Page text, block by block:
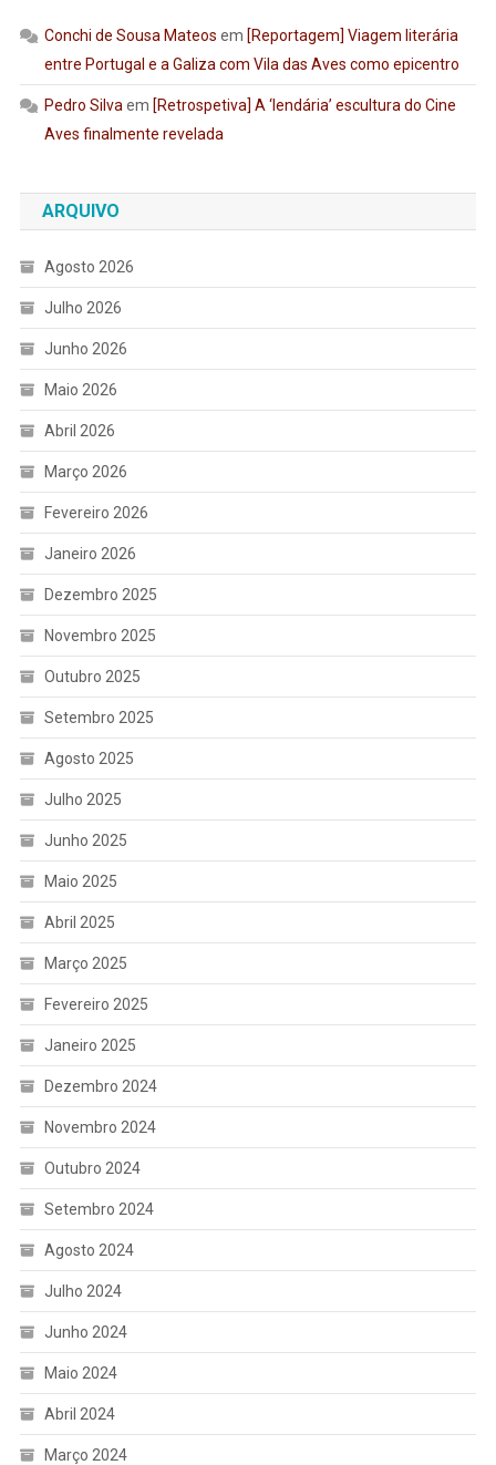
Conchi de Sousa Mateos em [Reportagem] Viagem literária
entre Portugal e a Galiza com Vila das Aves como epicentro
Pedro Silvaem [Retrospetiva] A ‘lendária’ escultura do Cine
Aves finalmente revelada
ARQUIVO
Agosto 2026
Julho 2026
Junho 2026
Maio 2026
Abril 2026
Março 2026
Fevereiro 2026
Janeiro 2026
Dezembro 2025
Novembro 2025
Outubro 2025
Setembro 2025
Agosto 2025
Julho 2025
Junho 2025
Maio 2025
Abril 2025
Março 2025
Fevereiro 2025
Janeiro 2025
Dezembro 2024
Novembro 2024
Outubro 2024
Setembro 2024
Agosto 2024
Julho 2024
Junho 2024
Maio 2024
Abril 2024
Março 2024